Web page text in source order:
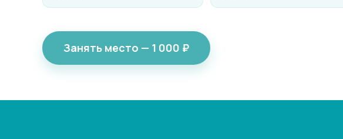
Занять место — 1 000 ₽